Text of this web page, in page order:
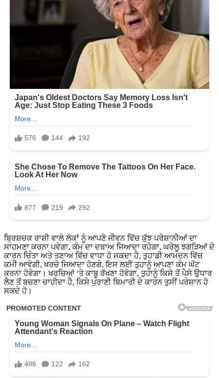
ਬ੍ਰਿਸ਼ਚਕ ਰਾਸ਼ੀ ਵਾਲੇ ਲੋਕਾਂ ਨੂੰ ਆਪਣੇ ਜੀਵਨ ਵਿੱਚ ਕੁੱਝ ਪਰੇਸ਼ਾਨੀਆਂ ਦਾ
ਸਾਹਮਣਾ ਕਰਨਾ ਪਵੇਗਾ, ਕੰਮ ਦਾ ਦਬਾਅ ਜਿਆਦਾ ਰਹੇਗਾ, ਘਰੇਲੂ ਝਗੜਿਆਂ ਦੇ
ਕਾਰਨ ਚਿੰਤਾ ਅਤੇ ਤਣਾਅ ਵਿੱਚ ਵਾਧਾ ਹੋ ਸਕਦਾ ਹੈ, ਤੁਹਾਡੀ ਆਮਦਨ ਵਿੱਚ
ਕਮੀ ਆਵੇਗੀ, ਖਰਚੇ ਜਿਆਦਾ ਹੋਣਗੇ, ਇਸ ਲਈ ਤੁਹਾਨੂੰ ਆਪਣਾ ਕੰਮ ਘੱਟ
ਕਰਨਾ ਹੋਵੇਗਾ। ਖਰਚਿਆਂ ‘ਤੇ ਕਾਬੂ ਰੱਖਣਾ ਹੋਵੇਗਾ, ਤੁਹਾਨੂੰ ਕਿਸੇ ਤੋਂ ਪੈਸੇ ਉਧਾਰ
ਲੈਣ ਤੋਂ ਬਚਣਾ ਚਾਹੀਦਾ ਹੈ, ਕਿਸੇ ਪੁਰਾਣੀ ਬਿਮਾਰੀ ਦੇ ਕਾਰਨ ਤੁਸੀਂ ਪਰੇਸ਼ਾਨ ਹੋ
ਸਕਦੇ ਹੋ।